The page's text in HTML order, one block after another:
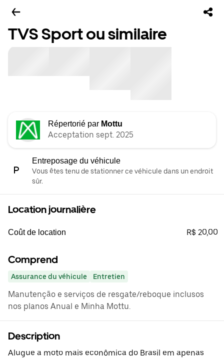
TVS Sport ou similaire
Répertorié par Mottu
Acceptation sept. 2025
Entreposage du véhicule
Vous êtes tenu de stationner ce véhicule dans un endroit
sûr.
Location journalière
Coût de location R$ 20,00
Comprend
Assurance du véhicule Entretien
Manutenção e serviços de resgate/reboque inclusos
nos planos Anual e Minha Mottu.
Description
Alugue a moto mais econômica do Brasil em apenas